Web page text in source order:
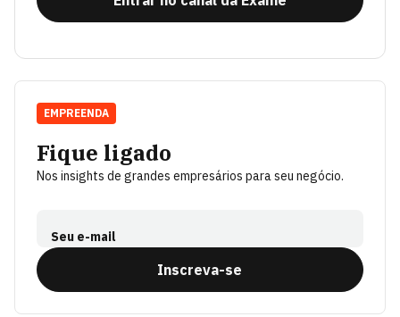
Fique ligado
Nos insights de grandes empresários para seu negócio.
Seu e-mail
Inscreva-se
EMPREENDA